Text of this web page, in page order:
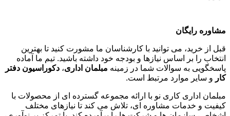
مشاوره رایگان
قبل از خرید، می توانید با کارشناسان ما مشورت کنید تا بهترین
انتخاب را بر اساس نیازها و بودجه خود داشته باشید. تیم ما آماده
پاسخگویی به سوالات شما در زمینه مبلمان اداری، دکوراسیون دفتر
کار و سایر موارد مرتبط است.
مبلمان اداری کاری نو با ارائه مجموعه گسترده ای از محصولات با
کیفیت و خدمات مشاوره ای، تلاش می کند تا نیازهای مختلف